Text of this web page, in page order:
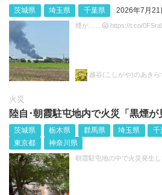
茨城県 埼玉県 千葉県 2026年7月21
煙が……😱 https://t.co/
越谷(こしがや)のあきら
火災
陸自･朝霞駐屯地内で火災「黒煙が
茨城県 栃木県 群馬県 埼玉県
千
東京都
神奈川県
朝霞駐屯地の中で火災発生